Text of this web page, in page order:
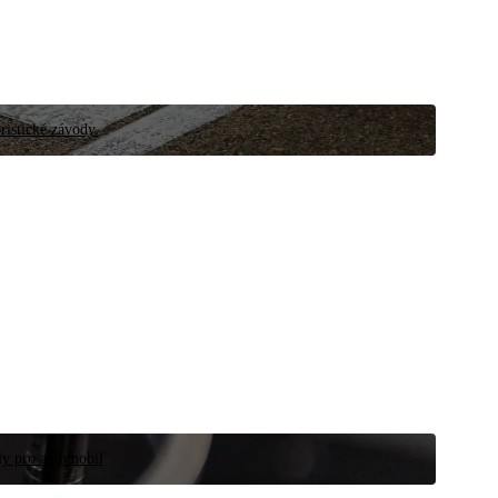
závody.
pro automobil